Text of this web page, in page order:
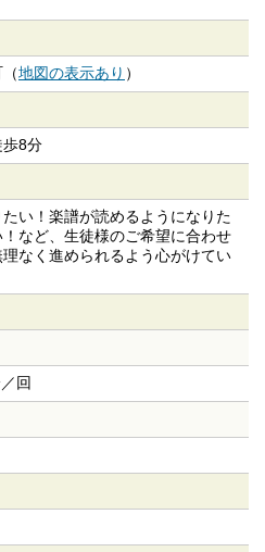
地図の表示あり ）
8分
い！楽譜が読めるようになりた
など、生徒様のご希望に合わせ
なく進められるよう心がけてい
回